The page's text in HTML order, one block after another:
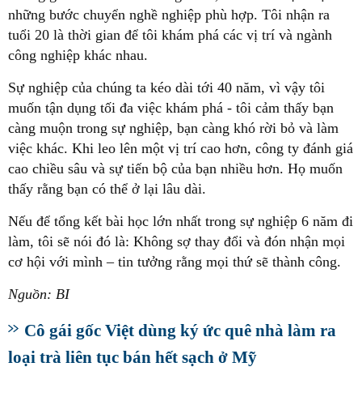
những bước chuyển nghề nghiệp phù hợp. Tôi nhận ra
tuổi 20 là thời gian để tôi khám phá các vị trí và ngành
công nghiệp khác nhau.
Sự nghiệp của chúng ta kéo dài tới 40 năm, vì vậy tôi
muốn tận dụng tối đa việc khám phá - tôi cảm thấy bạn
càng muộn trong sự nghiệp, bạn càng khó rời bỏ và làm
việc khác. Khi leo lên một vị trí cao hơn, công ty đánh giá
cao chiều sâu và sự tiến bộ của bạn nhiều hơn. Họ muốn
thấy rằng bạn có thể ở lại lâu dài.
Nếu để tổng kết bài học lớn nhất trong sự nghiệp 6 năm đi
làm, tôi sẽ nói đó là: Không sợ thay đổi và đón nhận mọi
cơ hội với mình – tin tưởng rằng mọi thứ sẽ thành công.
Nguồn: BI
Cô gái gốc Việt dùng ký ức quê nhà làm ra
loại trà liên tục bán hết sạch ở Mỹ